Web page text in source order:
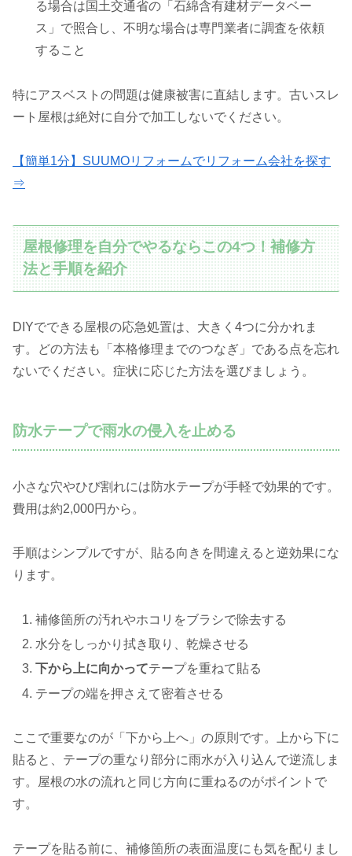
る場合は国土交通省の「石綿含有建材データベー
ス」で照合し、不明な場合は専門業者に調査を依頼
すること
特にアスベストの問題は健康被害に直結します。古いスレ
ート屋根は絶対に自分で加工しないでください。
【簡単1分】SUUMOリフォームでリフォーム会社を探す
⇒
屋根修理を自分でやるならこの4つ！補修方
法と手順を紹介
DIYでできる屋根の応急処置は、大きく4つに分かれま
す。どの方法も「本格修理までのつなぎ」である点を忘れ
ないでください。症状に応じた方法を選びましょう。
防水テープで雨水の侵入を止める
小さな穴やひび割れには防水テープが手軽で効果的です。
費用は約2,000円から。
手順はシンプルですが、貼る向きを間違えると逆効果にな
ります。
補修箇所の汚れやホコリをブラシで除去する
水分をしっかり拭き取り、乾燥させる
下から上に向かってテープを重ねて貼る
テープの端を押さえて密着させる
ここで重要なのが「下から上へ」の原則です。上から下に
貼ると、テープの重なり部分に雨水が入り込んで逆流しま
す。屋根の水の流れと同じ方向に重ねるのがポイントで
す。
テープを貼る前に、補修箇所の表面温度にも気を配りまし